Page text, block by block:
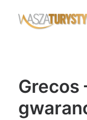
Biura podróży
Noclegi
Grecos